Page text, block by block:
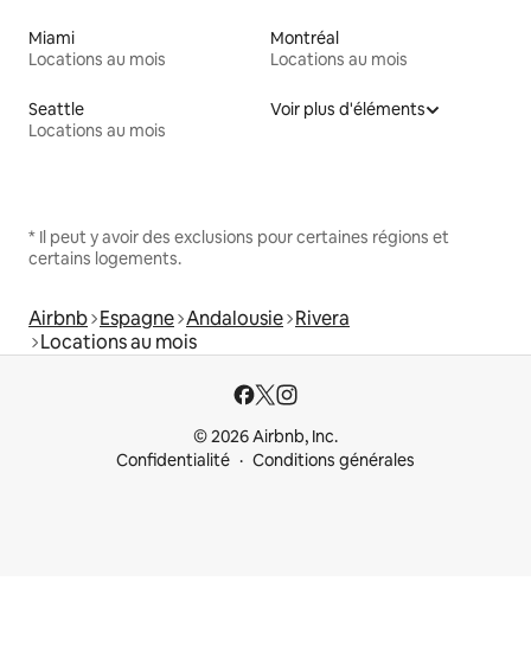
Miami
Locations au mois
Montréal
Locations au mois
Seattle
Locations au mois
Voir plus d'éléments
* Il peut y avoir des exclusions pour certaines régions et
certains logements.
Airbnb Espagne Andalousie Rivera
Locations au mois
© 2026 Airbnb, Inc.
Confidentialité
Conditions générales